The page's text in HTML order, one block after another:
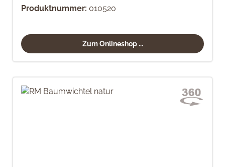
Produktnummer: 010520
Zum Onlineshop ...